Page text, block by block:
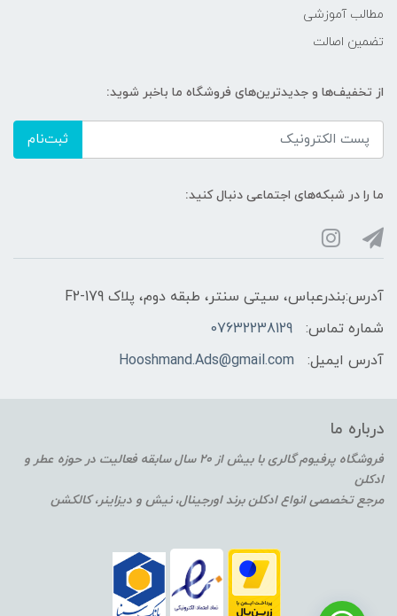
مطالب آموزشی
تضمین اصالت
از تخفیف‌ها و جدیدترین‌های فروشگاه ما باخبر شوید:
ثبت‌نام
ما را در شبکه‌های اجتماعی دنبال کنید:
آدرس:بندرعباس، سیتی سنتر، طبقه دوم، پلاک F2-179
شماره تماس:
07632238129
آدرس ایمیل:
Hooshmand.Ads@gmail.com
درباره ما
فروشگاه پرفیوم گالری با بیش از 20 سال سابقه فعالیت در حوزه عطر و
ادکلن
مرجع تخصصی انواع ادکلن برند اورجینال، نیش و دیزاینر، کالکشن